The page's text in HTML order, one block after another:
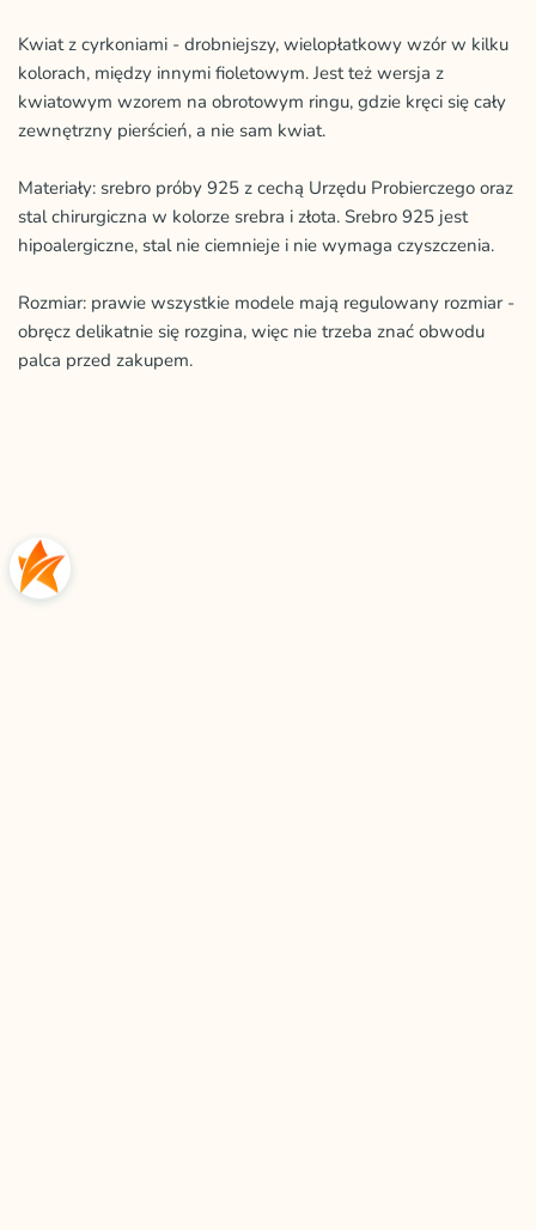
Kwiat z cyrkoniami - drobniejszy, wielopłatkowy wzór w kilku
kolorach, między innymi fioletowym. Jest też wersja z
kwiatowym wzorem na obrotowym ringu, gdzie kręci się cały
zewnętrzny pierścień, a nie sam kwiat.
Materiały: srebro próby 925 z cechą Urzędu Probierczego oraz
stal chirurgiczna w kolorze srebra i złota. Srebro 925 jest
hipoalergiczne, stal nie ciemnieje i nie wymaga czyszczenia.
Rozmiar: prawie wszystkie modele mają regulowany rozmiar -
obręcz delikatnie się rozgina, więc nie trzeba znać obwodu
palca przed zakupem.